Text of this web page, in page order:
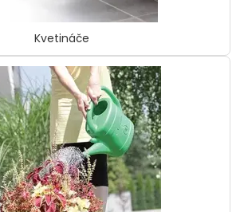
Kvetináče